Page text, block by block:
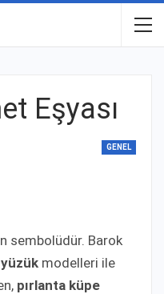
Eşyası
GENEL
sembolüdür. Barok
modelleri ile
pırlanta küpe